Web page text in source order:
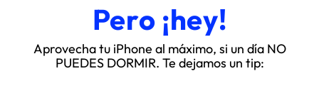
Pero ¡hey!
Aprovecha tu iPhone al máximo, si un día NO
PUEDES DORMIR. Te dejamos un tip: